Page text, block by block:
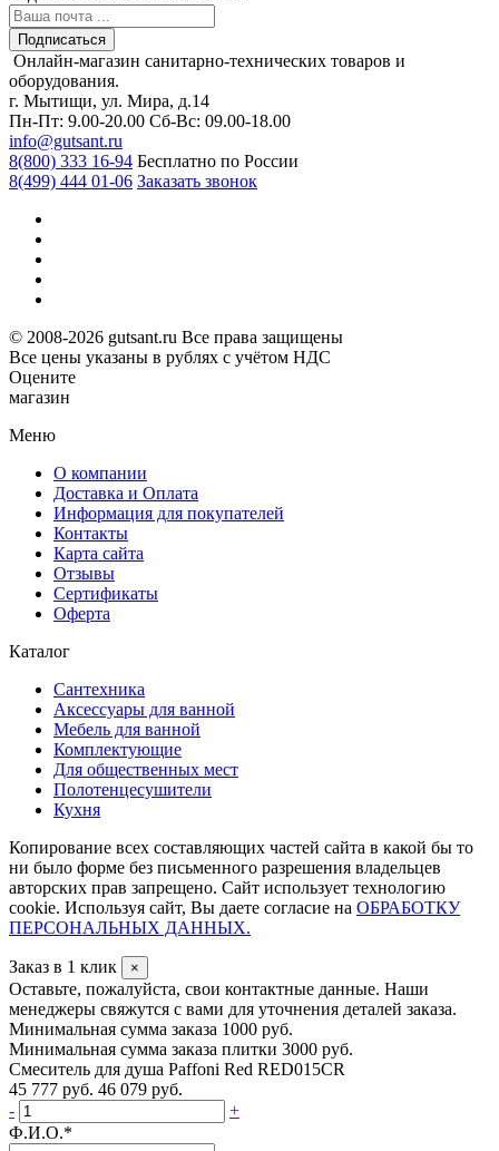
Подписаться
Онлайн-магазин санитарно-технических товаров и
оборудования.
г. Мытищи, ул. Мира, д.14
Пн-Пт: 9.00-20.00 Сб-Вс: 09.00-18.00
info@gutsant.ru
8(800) 333 16-94 Бесплатно по России
8(499) 444 01-06 Заказать звонок
© 2008-2026 gutsant.ru Все права защищены
Все цены указаны в рублях с учётом НДС
Оцените
магазин
Меню
О компании
Доставка и Оплата
Информация для покупателей
Контакты
Карта сайта
Отзывы
Сертификаты
Оферта
Каталог
Сантехника
Аксессуары для ванной
Мебель для ванной
Комплектующие
Для общественных мест
Полотенцесушители
Кухня
Копирование всех составляющих частей сайта в какой бы то
ни было форме без письменного разрешения владельцев
авторских прав запрещено. Сайт использует технологию
cookie. Используя сайт, Вы даете согласие на ОБРАБОТКУ
ПЕРСОНАЛЬНЫХ ДАННЫХ.
Заказ в 1 клик ×
Оставьте, пожалуйста, свои контактные данные. Наши
менеджеры свяжутся с вами для уточнения деталей заказа.
Минимальная сумма заказа 1000 руб.
Минимальная сумма заказа плитки 3000 руб.
Смеситель для душа Paffoni Red RED015CR
45 777 руб. 46 079 руб.
-
+
Ф.И.О.*